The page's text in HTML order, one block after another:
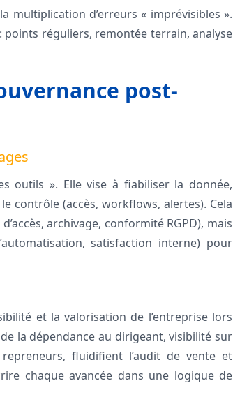
multiplication d’erreurs « imprévisibles ».
points réguliers, remontée terrain, analyse
post-
outils ». Elle vise à fiabiliser la donnée,
contrôle (accès, workflows, alertes). Cela
archivage, conformité RGPD), mais
satisfaction interne) pour
et la valorisation de l’entreprise lors
la dépendance au dirigeant, visibilité sur
fluidifient l’audit de vente et
chaque avancée dans une logique de